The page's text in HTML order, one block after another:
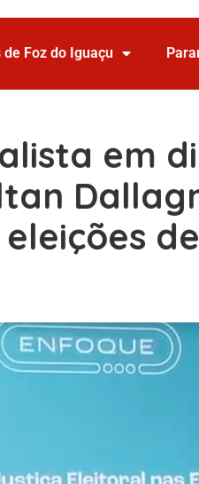
de Foz do Iguaçu
em